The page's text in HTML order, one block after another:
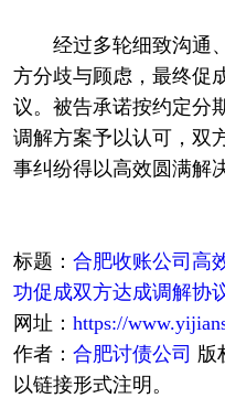
经过多轮细致沟通
方分歧与顾虑，最终促
议。被告承诺按约定分
调解方案予以认可，双
事纠纷得以高效圆满解
标题： 合肥收账公司高
功促成双方达成调解协
网址： https://
作者： 合肥讨债公司 版
以链接形式注明。